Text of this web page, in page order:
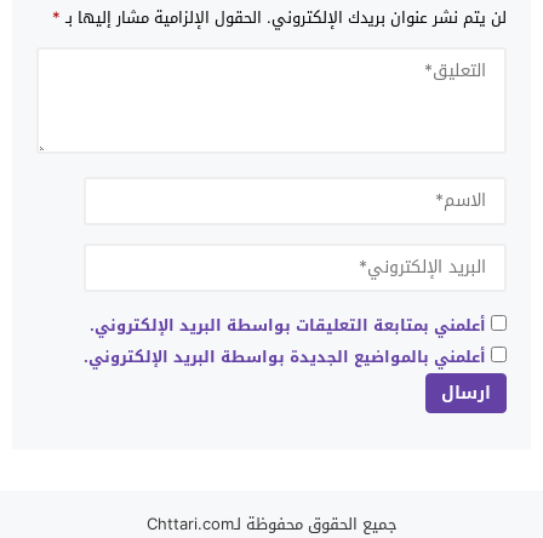
لن يتم نشر عنوان بريدك الإلكتروني. الحقول الإلزامية مشار إليها بـ*
أعلمني بمتابعة التعليقات بواسطة البريد الإلكتروني.
أعلمني بالمواضيع الجديدة بواسطة البريد الإلكتروني.
جميع الحقوق محفوظة لـChttari.com